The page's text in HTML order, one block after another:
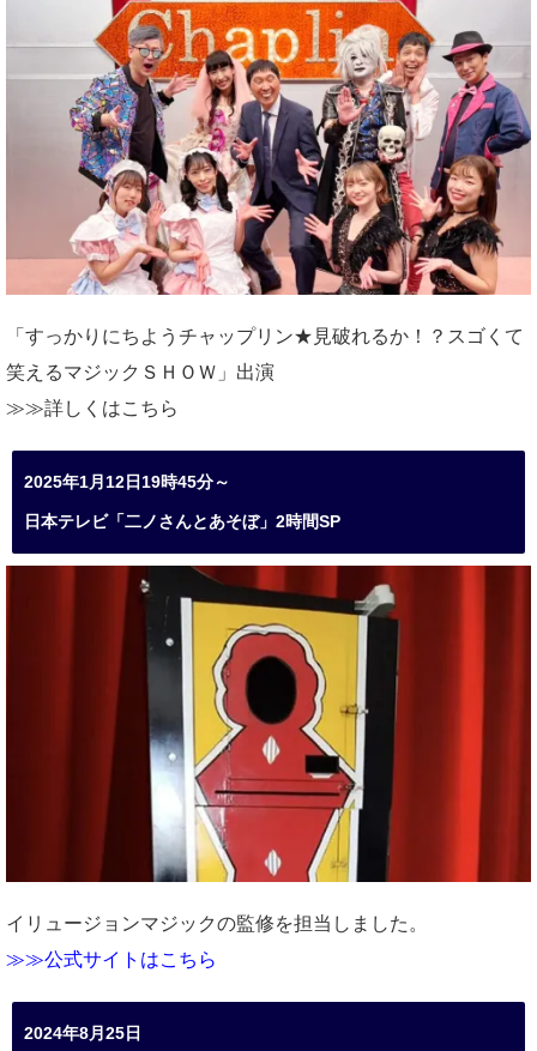
「すっかりにちようチャップリン★見破れるか！？スゴくて
笑えるマジックＳＨＯＷ」出演
≫≫詳しくはこちら
2025年1月12日19時45分～
日本テレビ「二ノさんとあそぼ」2時間SP
イリュージョンマジックの監修を担当しました。
≫≫公式サイトはこちら
2024年8月25日